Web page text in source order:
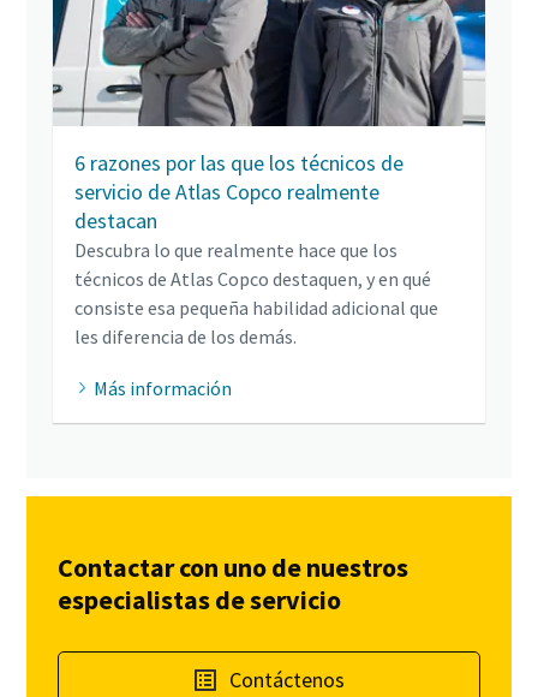
6 razones por las que los técnicos de
servicio de Atlas Copco realmente
destacan
Descubra lo que realmente hace que los
técnicos de Atlas Copco destaquen, y en qué
consiste esa pequeña habilidad adicional que
les diferencia de los demás.
Más información
Contactar con uno de nuestros
especialistas de servicio
Contáctenos